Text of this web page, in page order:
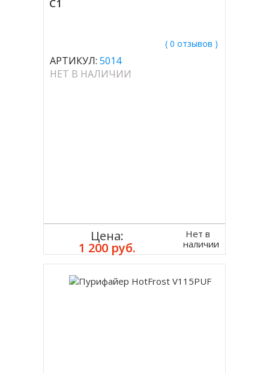
C1
( 0 отзывов )
АРТИКУЛ: 5014
НЕТ В НАЛИЧИИ
Цена:
1 200 руб.
Нет в
наличии